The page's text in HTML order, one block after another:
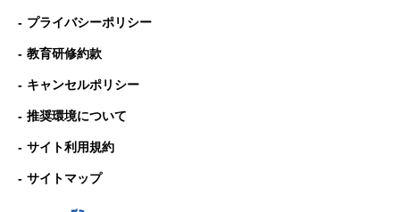
プライバシーポリシー
教育研修約款
キャンセルポリシー
推奨環境について
サイト利用規約
サイトマップ